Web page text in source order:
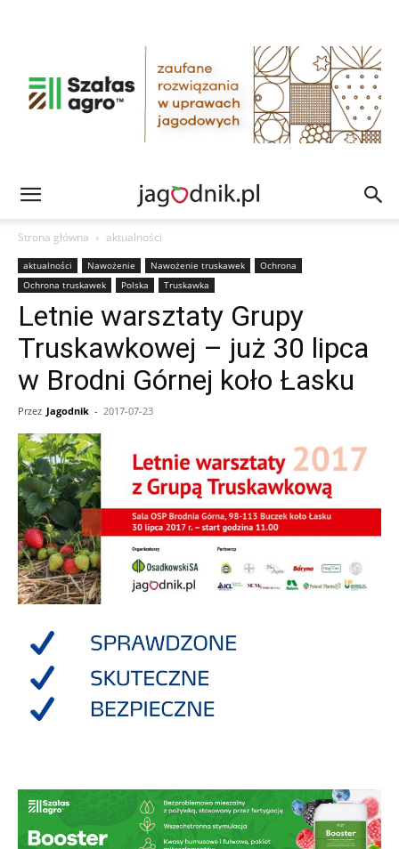
Strona główna aktualności
aktualności Nawożenie Nawożenie truskawek
Ochrona
Ochrona truskawek
Polska Truskawka
Letnie warsztaty Grupy
Truskawkowej – już 30 lipca
w Brodni Górnej koło Łasku
Przez Jagodnik - 2017-07-23